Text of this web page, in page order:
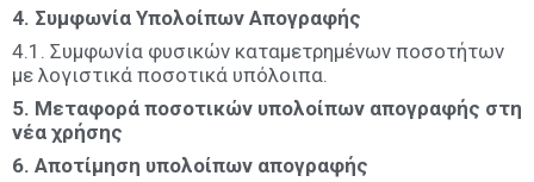
4. Συμφωνία Υπολοίπων Απογραφής
4.1. Συμφωνία φυσικών καταμετρημένων ποσοτήτων
με λογιστικά ποσοτικά υπόλοιπα.
5. Μεταφορά ποσοτικών υπολοίπων απογραφής στη
νέα χρήσης
6. Αποτίμηση υπολοίπων απογραφής